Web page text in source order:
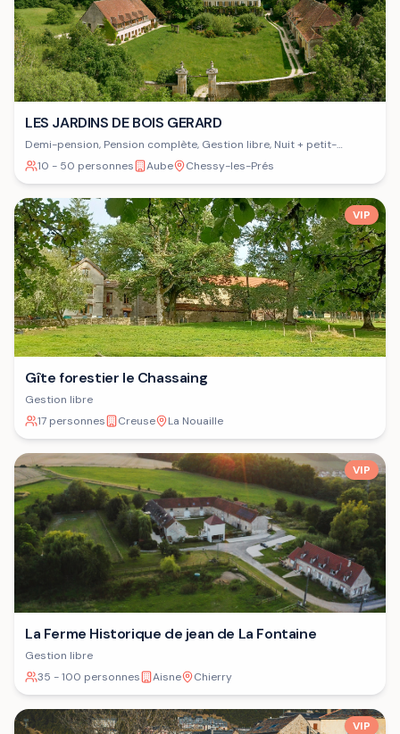
LES JARDINS DE BOIS GERARD
Demi-pension, Pension complète, Gestion libre, Nuit + petit-
déjeuner
10 - 50 personnes Aube Chessy-les-Prés
VIP
Gîte forestier le Chassaing
Gestion libre
17 personnes
Creuse La Nouaille
VIP
La Ferme Historique de jean de La Fontaine
Gestion libre
35 - 100 personnes
Aisne Chierry
VIP